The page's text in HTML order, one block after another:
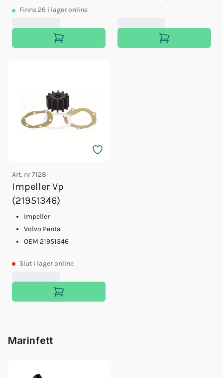
Finns 26 i lager online
Art. nr7128
Impeller Vp
(21951346)
Impeller
Volvo Penta
OEM 21951346
Slut i lager online
Marinfett